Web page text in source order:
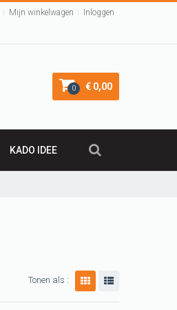
Mijn winkelwagen Inloggen
0 € 0,00
KADO IDEE
Verjaardagscadeau
Tonen als :